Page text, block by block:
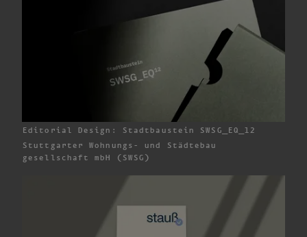
Editorial Design: Stadtbaustein SWSG_EQ_12
Stuttgarter Wohnungs- und Städtebau­
gesellschaft mbH (SWSG)